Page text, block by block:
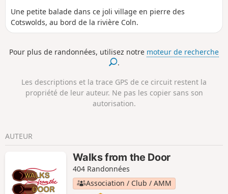
Une petite balade dans ce joli village en pierre des
Cotswolds, au bord de la rivière Coln.
Pour plus de randonnées, utilisez notre moteur de recherche
.
Les descriptions et la trace GPS de ce circuit restent la
propriété de leur auteur. Ne pas les copier sans son
autorisation.
AUTEUR
Walks from the Door
404 Randonnées
Association / Club / AMM